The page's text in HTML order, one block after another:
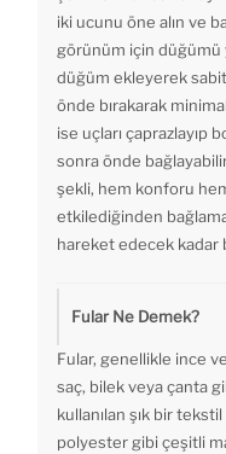
iki ucunu öne alın ve
görünüm için düğümü
düğüm ekleyerek
önde bırakarak
ise uçları çaprazlayıp
sonra önde
şekli, hem konforu
etkilediğinden
hareket edecek kadar
Fular Ne Demek?
Fular, genellikle ince
saç, bilek veya çanta
kullanılan şık bir
polyester gibi çeşitli